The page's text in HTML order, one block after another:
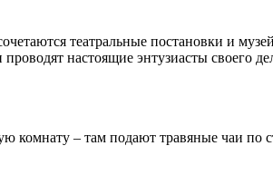
театральные постановки и
настоящие энтузиасты своего
комнату – там подают травяные чаи по